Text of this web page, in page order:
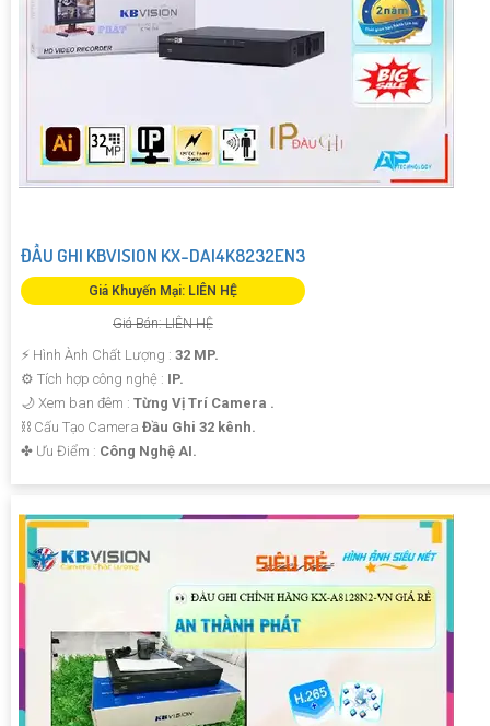
ĐẦU GHI KBVISION KX-DAI4K8232EN3
Giá Khuyến Mại: LIÊN HỆ
Giá Bán: LIÊN HỆ
️⚡ Hình Ành Chất Lượng : 32 MP.
⚙ Tích hợp công nghệ : IP.
🌙 Xem ban đêm : Từng Vị Trí Camera .
⛓ Cấu Tạo Camera Đầu Ghi 32 kênh.
️✤ Ưu Điểm : Công Nghệ AI.